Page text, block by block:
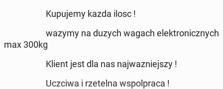
Kupujemy kazda ilosc !
wazymy na duzych wagach elektronicznych
max 300kg
Klient jest dla nas najwazniejszy !
Uczciwa i rzetelna wspolpraca !